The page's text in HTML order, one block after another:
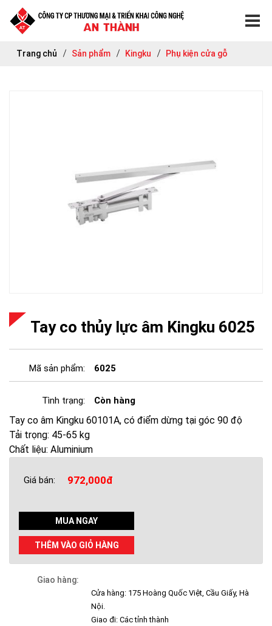
Trang chủ Sản phẩm Kingku Phụ kiện cửa gỗ
Tay co thủy lực âm Kingku 6025
Mã sản phẩm: 6025
Tình trạng: Còn hàng
Tay co âm Kingku 60101A, có điểm dừng tại góc 90 độ
Tải trọng: 45-65 kg
Chất liệu: Aluminium
Giá bán: 972,000đ
MUA NGAY
THÊM VÀO GIỎ HÀNG
Giao hàng:
Cửa hàng: 175 Hoàng Quốc Việt, Cầu Giấy, Hà
Nội.
Giao đi: Các tỉnh thành